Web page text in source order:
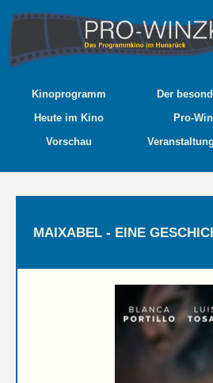
Kinoprogramm
Heute im Kino
Vorschau
Der
Pro-
MAIXABEL - EINE